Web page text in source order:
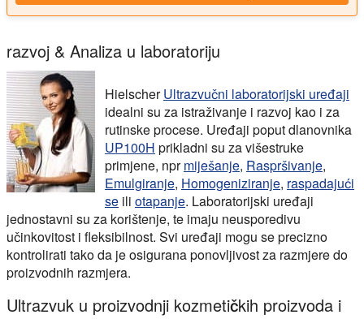
razvoj & Analiza u laboratoriju
HielscherUltrazvučni laboratorijski uređaji
idealni su za istraživanje i razvoj kao i za
rutinske procese. Uređaji poput dlanovnika
UP100H prikladni su za višestruke
primjene, nprmiješanje, Raspršivanje,
Emulgiranje, Homogeniziranje, raspadajući
se ili otapanje. Laboratorijski uređaji
jednostavni su za korištenje, te imaju neusporedivu
učinkovitost i fleksibilnost. Svi uređaji mogu se precizno
kontrolirati tako da je osigurana ponovljivost za razmjere do
proizvodnih razmjera.
Ultrazvuk u proizvodnji kozmetičkih proizvoda i